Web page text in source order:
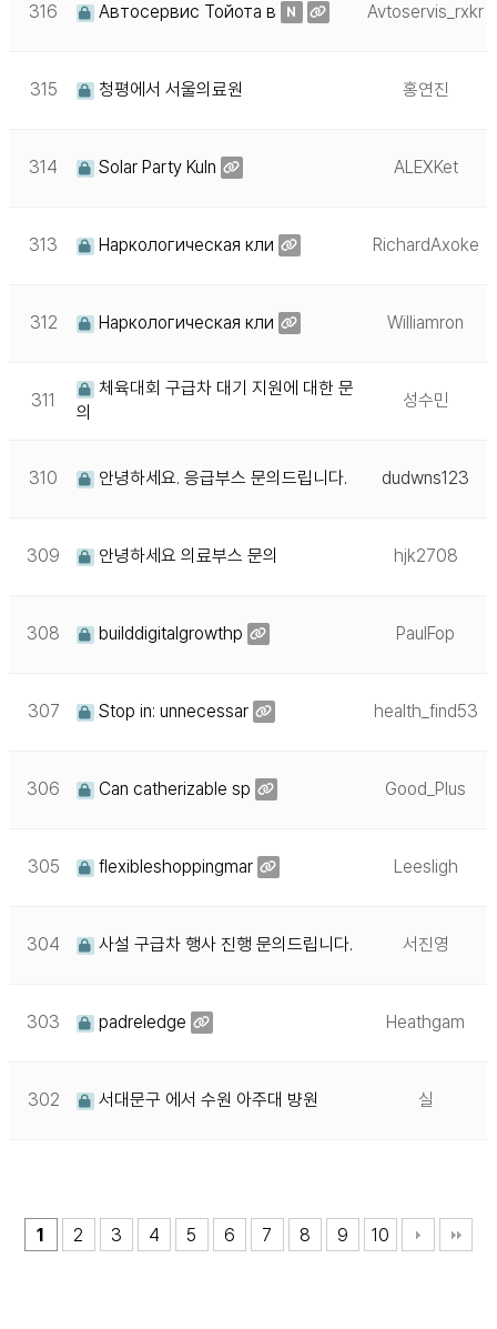
316 Автосервис Тойота в N Avtoservis_rxkr
315 청평에서 서울의료원 홍연진
314 Solar Party Kuln ALEXKet
313 Наркологическая кли RichardAxoke
312 Наркологическая кли Williamron
311
체육대회 구급차 대기 지원에 대한 문
의
성수민
310 안녕하세요. 응급부스 문의드립니다. dudwns123
309 안녕하세요 의료부스 문의 hjk2708
308 builddigitalgrowthp PaulFop
307 Stop in: unnecessar health_find53
306 Can catherizable sp Good_Plus
305 flexibleshoppingmar Leesligh
304 사설 구급차 행사 진행 문의드립니다. 서진영
303 padreledge Heathgam
302 서대문구 에서 수원 아주대 뱡원 실
1 2 3 4 5 6 7 8 9 10